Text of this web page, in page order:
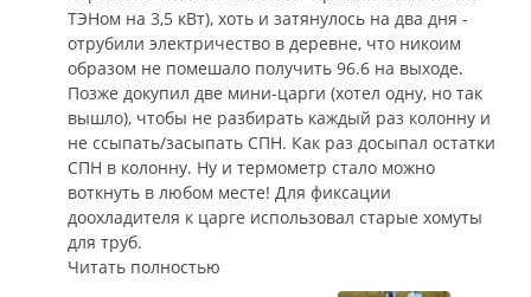
ТЭНом на 3,5 кВт), хоть и затянулось на два дня -
отрубили электричество в деревне, что никоим
образом не помешало получить 96.6 на выходе.
Позже докупил две мини-царги (хотел одну, но так
вышло), чтобы не разбирать каждый раз колонну и
не ссыпать/засыпать СПН. Как раз досыпал остатки
СПН в колонну. Ну и термометр стало можно
воткнуть в любом месте! Для фиксации
доохладителя к царге использовал старые хомуты
для труб.
Читать полностью